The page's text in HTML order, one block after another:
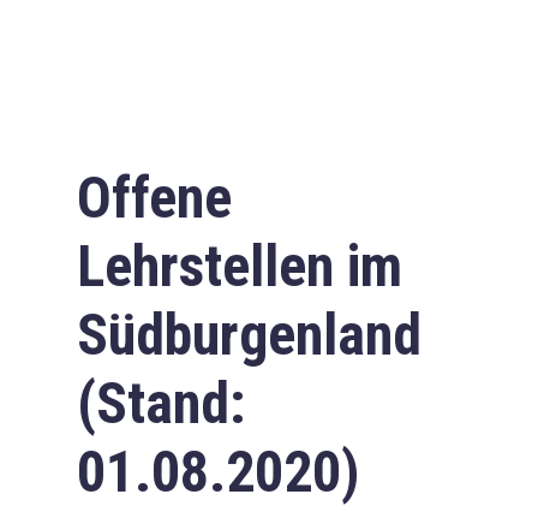
Offene
Lehrstellen im
Südburgenland
(Stand:
01.08.2020)